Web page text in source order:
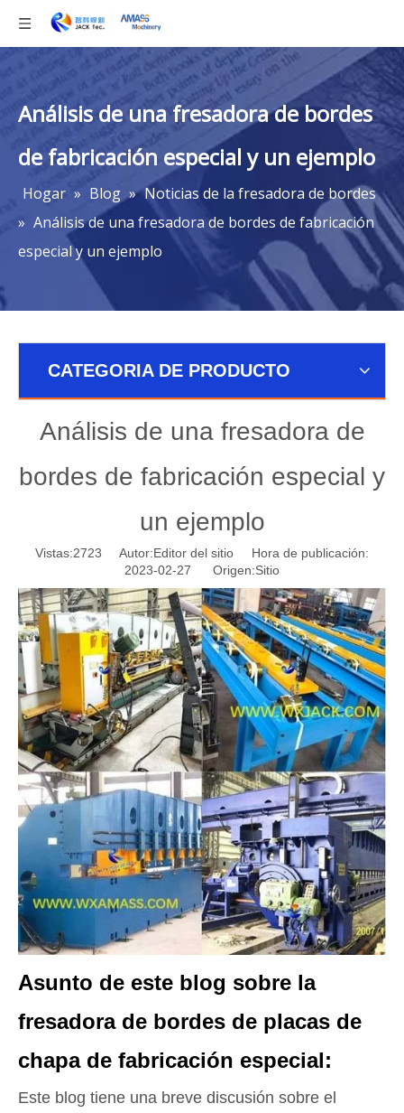
Análisis de una fresadora de bordes
de fabricación especial y un ejemplo
Hogar » Blog » Noticias de la fresadora de bordes
» Análisis de una fresadora de bordes de fabricación
especial y un ejemplo
CATEGORIA DE PRODUCTO
Análisis de una fresadora de
bordes de fabricación especial y
un ejemplo
Vistas:2723 Autor:Editor del sitio Hora de publicación:
2023-02-27 Origen:Sitio
Asunto de este blog sobre la
fresadora de bordes de placas de
chapa de fabricación especial:
Este blog tiene una breve discusión sobre el